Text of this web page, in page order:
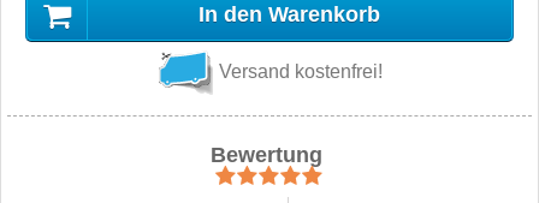
In den Warenkorb
Versand kostenfrei!
Bewertung